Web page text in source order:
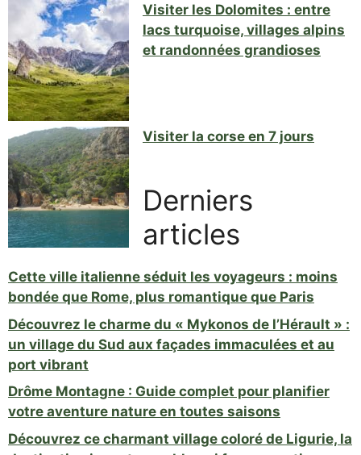
Visiter les Dolomites : entre
lacs turquoise, villages alpins
et randonnées grandioses
Visiter la corse en 7 jours
Derniers
articles
Cette ville italienne séduit les voyageurs : moins
bondée que Rome, plus romantique que Paris
Découvrez le charme du « Mykonos de l’Hérault » :
un village du Sud aux façades immaculées et au
port vibrant
Drôme Montagne : Guide complet pour planifier
votre aventure nature en toutes saisons
Découvrez ce charmant village coloré de Ligurie, la